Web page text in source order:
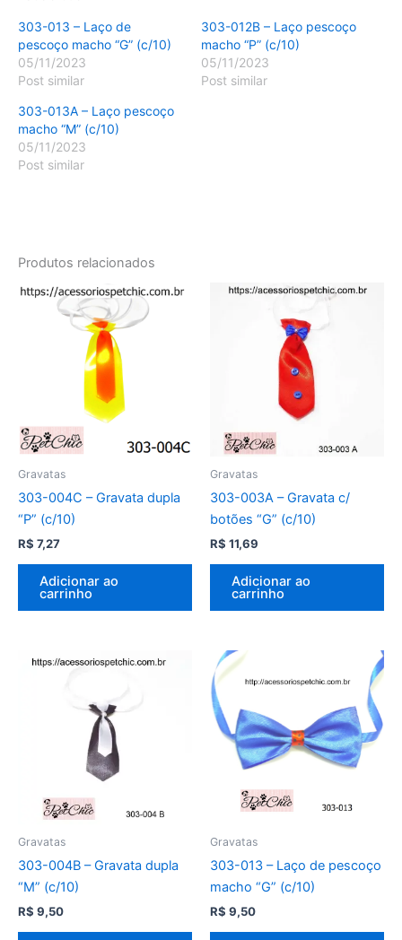
303-013 – Laço de
pescoço macho “G” (c/10)
05/11/2023
Post similar
303-012B – Laço pescoço
macho “P” (c/10)
05/11/2023
Post similar
303-013A – Laço pescoço
macho “M” (c/10)
05/11/2023
Post similar
Produtos relacionados
Gravatas
303-004C – Gravata dupla
“P” (c/10)
R$ 7,27
Adicionar ao
carrinho
Gravatas
303-003A – Gravata c/
botões “G” (c/10)
R$ 11,69
Adicionar ao
carrinho
Gravatas
303-004B – Gravata dupla
“M” (c/10)
R$ 9,50
Gravatas
303-013 – Laço de pescoço
macho “G” (c/10)
R$ 9,50